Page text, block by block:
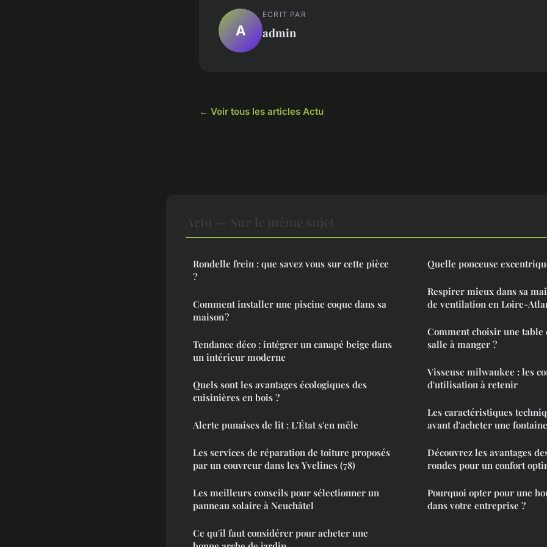
A
ECRIT PAR
admin
← Voir tous les articles Actu
Rondelle frein : que savez vous sur cette pièce
?
Comment installer une piscine coque dans sa
maison ?
Tendance déco : intégrer un canapé beige dans
un intérieur moderne
Quels sont les avantages écologiques des
cuisinières en bois ?
Alerte punaises de lit : L'État s'en mêle
Les services de réparation de toiture proposés
par un couvreur dans les Yvelines (78)
Les meilleurs conseils pour sélectionner un
panneau solaire à Neuchâtel
Ce qu'il faut considérer pour acheter une
Quelle ponceuse
Respirer mieux dans sa
de ventilation en Loire-
Comment choisir une table
salle à manger ?
Visseuse milwaukee : les
d'utilisation à retenir
Les caractéristiques
avant d'acheter une
Découvrez les avantages
rondes pour un confort
Pourquoi opter pour une
dans votre entreprise ?